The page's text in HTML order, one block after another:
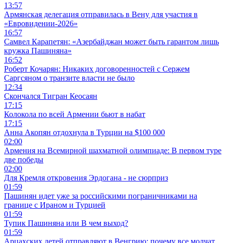
13:57
Армянская делегация отправилась в Вену для участия в
«Евровидении-2026»
16:57
Самвел Карапетян: «Азербайджан может быть гарантом лишь
кружка Пашиняна»
16:52
Роберт Кочарян: Никаких договоренностей с Сержем
Саргсяном о транзите власти не было
12:34
Скончался Тигран Кеосаян
17:15
Колокола по всей Армении бьют в набат
17:15
Анна Акопян отдохнула в Турции на $100 000
02:00
Армения на Всемирной шахматной олимпиаде: В первом туре
две победы
02:00
Для Кремля откровения Эрдогана - не сюрприз
01:59
Пашинян идет уже за российскими пограничниками на
границе с Ираном и Турцией
01:59
Тупик Пашиняна или В чем выход?
01:59
Арцахских детей отправляют в Венгрию: почему все молчат